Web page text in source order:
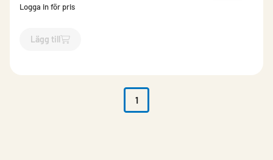
Logga in för pris
Lägg till
`$Lägg till
1